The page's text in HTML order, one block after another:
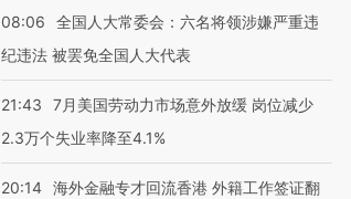
08:06
全国人大常委会：六名将领涉嫌严重违
纪违法 被罢免全国人大代表
21:43
7月美国劳动力市场意外放缓 岗位减少
2.3万个失业率降至4.1%
20:14 海外金融专才回流香港 外籍工作签证翻